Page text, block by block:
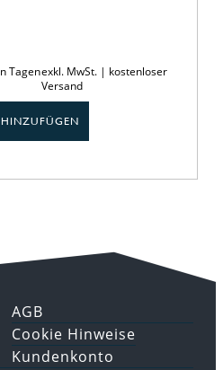
Tagenexkl. MwSt. | kostenloser
Versand
AGB
Cookie Hinweise
Kundenkonto